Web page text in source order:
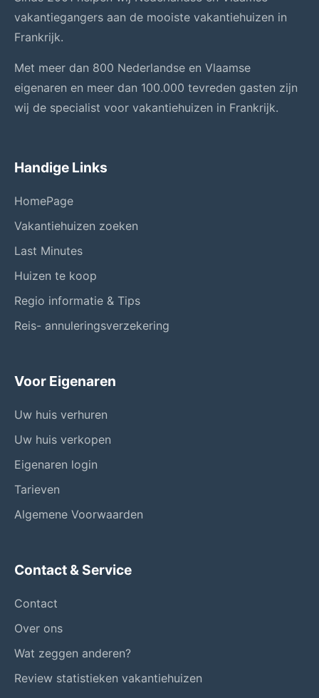
vakantiegangers aan de mooiste vakantiehuizen in
Frankrijk.
Met meer dan 800 Nederlandse en Vlaamse
eigenaren en meer dan 100.000 tevreden gasten zijn
wij de specialist voor vakantiehuizen in Frankrijk.
Handige Links
HomePage
Vakantiehuizen zoeken
Last Minutes
Huizen te koop
Regio informatie & Tips
Reis- annuleringsverzekering
Voor Eigenaren
Uw huis verhuren
Uw huis verkopen
Eigenaren login
Tarieven
Algemene Voorwaarden
Contact & Service
Contact
Over ons
Wat zeggen anderen?
Review statistieken vakantiehuizen